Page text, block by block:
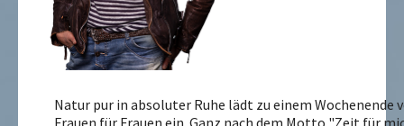
Natur pur in absoluter Ruhe lädt zu einem Wochenende
Frauen für Frauen ein. Ganz nach dem Motto "Zeit für